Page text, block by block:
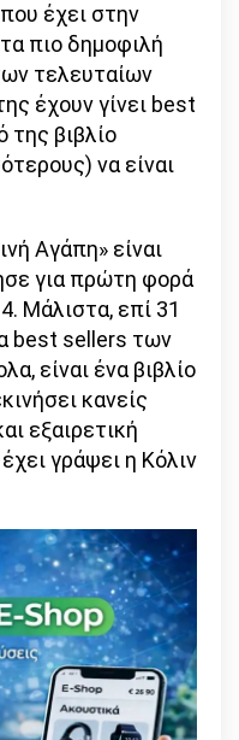
Χούβερ
έχει στην
πιο δημοφιλή
τελευταίων
έχουν γίνει best
της βιβλίο
να είναι
Αγάπη» είναι
για πρώτη φορά
Μάλιστα, επί 31
best sellers των
είναι ένα βιβλίο
κανείς
εξαιρετική
γράψει η Κόλιν